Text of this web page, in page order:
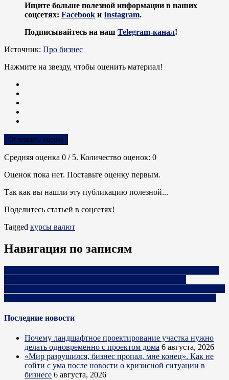
Ищите больше полезной информации в наших
соцсетях: Facebook и Instagram.
Подписывайтесь на наш Telegram-канал!
Источник: Про бизнес
Нажмите на звезду, чтобы оценить материал!
Отправить оценку
Средняя оценка 0 / 5. Количество оценок: 0
Оценок пока нет. Поставьте оценку первым.
Так как вы нашли эту публикацию полезной...
Поделитесь статьей в соцсетях!
Tagged курсы валют
Навигация по записям
Последние новости
Почему ландшафтное проектирование участка нужно
делать одновременно с проектом дома 6 августа, 2026
«Мир разрушился, бизнес пропал, мне конец». Как не
сойти с ума после новости о кризисной ситуации в
бизнесе 6 августа, 2026